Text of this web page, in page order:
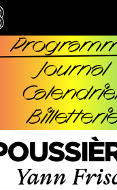
Journal
Yann